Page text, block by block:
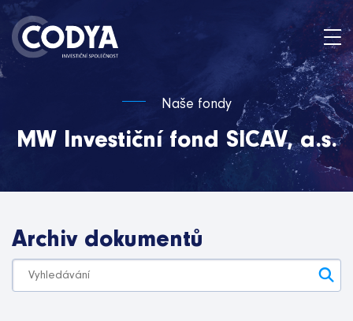
Naše fondy
MW Investiční fond SICAV, a.s.
Archiv dokumentů